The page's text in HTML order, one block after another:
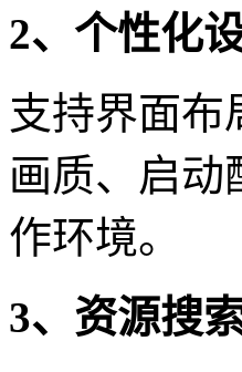
2、个性化设
支持界面布
画质、启动
作环境。
3、资源搜